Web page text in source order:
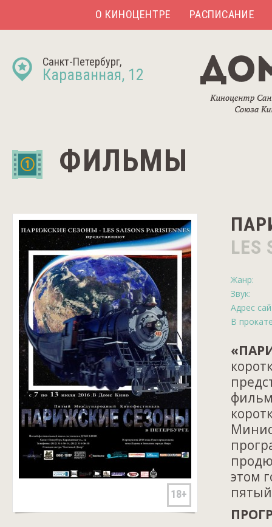
О КИНОЦЕНТРЕ РАСПИСАНИЕ
Санкт-Петербург,
Караванная, 12
ФИЛЬМЫ
18+
LES
Жанр:
Звук:
Адрес
В
этом